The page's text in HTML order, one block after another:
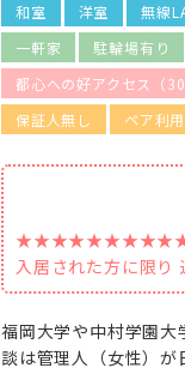
和室 洋室 無線
一軒家
駐輪場有り
都心への好アクセス（30
保証人無し
ペア利
入居された方に限
福岡大学や中村学園
談は管理人（女性）